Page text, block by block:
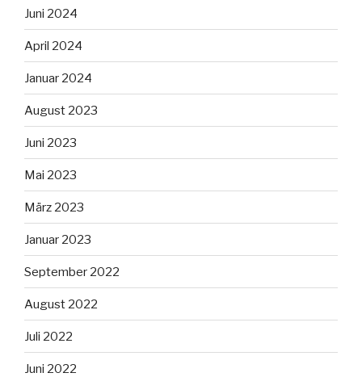
Juni 2024
April 2024
Januar 2024
August 2023
Juni 2023
Mai 2023
März 2023
Januar 2023
September 2022
August 2022
Juli 2022
Juni 2022